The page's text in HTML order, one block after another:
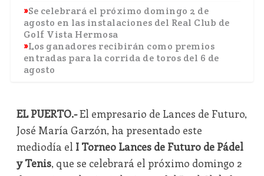
Se celebrará el próximo domingo 2 de
agosto en las instalaciones del Real Club de
Golf Vista Hermosa
Los ganadores recibirán como premios
entradas para la corrida de toros del 6 de
agosto
EL PUERTO.-El empresario de Lances de Futuro,
José María Garzón, ha presentado este
mediodía el I Torneo Lances de Futuro de Pádel
y Tenis, que se celebrará el próximo domingo 2